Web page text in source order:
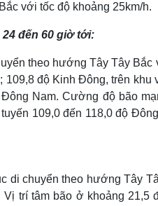
Hậu
sống
Nhà đẹp
Blog
yêu - Gia đình
Sân
Âm
Di
với tốc độ khoảng 25km/h.
đến 60 giờ tới:
theo hướng Tây Tây
109,8 độ Kinh Đông, trên
Nam. Cường độ bão
109,0 đến 118,0 độ
di chuyển theo hướng Tây
trí tâm bão ở khoảng